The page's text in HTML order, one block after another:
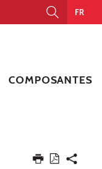
FR
COMPOSANTES